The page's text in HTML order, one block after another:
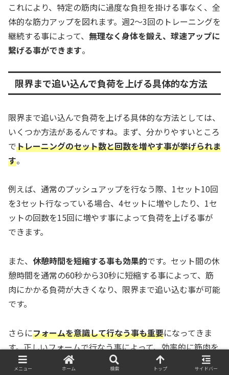
これにより、特定の筋肉に過度な負担を掛ける事なく、全
体的な筋力アップを図れます。週2〜3回のトレーニングを
継続する事によって、 無理なく身体を鍛え、球速アップに
繋げる事ができます。
限界まで追い込んで負荷を上げる具体的な方法
限界まで追い込んで負荷を上げる具体的な方法としては、
いくつか方法があるんですね。まず、分かりやすいところ
でトレーニングのセット数と回数を増やす事が挙げられま
す。
例えば、通常のプッシュアップを行なう際、1セット10回
を3セット行なっている場合、4セットに増やしたり、1セ
ットの回数を15回に増やす事によって負荷を上げる事が
できます。
また、 休憩時間を短縮する事も効果的です。セット間の休
憩時間を通常の60秒から30秒に短縮する事によって、筋
肉にかかる負荷が大きくなり、限界まで追い込む事が可能
です。
さらにフォームを意識して行なう事も重要になってきま
す。正しいフォームで行なう事によって、効率的に筋肉を
鍛える事ができて、怪我のリスクも減少させる事ができる
メニュー ホーム 検索 トップ サイドバー